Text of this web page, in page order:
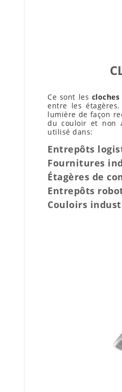
Ce sont les cloches
entre les
lumière de façon
du couloir et non
utilisé dans:
Entrepôts
Fournitures
Étagères de
Entrepôts
Couloirs